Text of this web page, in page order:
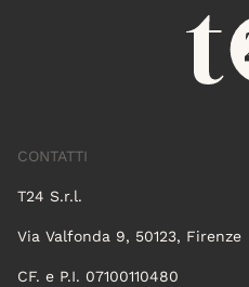
CONTATTI
T24 S.r.l.
Via Valfonda 9, 50123, Firenze
CF. e P.I. 07100110480